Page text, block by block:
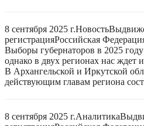
8 сентября 2025 г.Новость
регистрацияРоссийская
Выборы губернаторов в 2025
однако в двух регионах нас ждет
В Архангельской и Иркутской
действующим главам региона
8 сентября 2025 г.Аналитика